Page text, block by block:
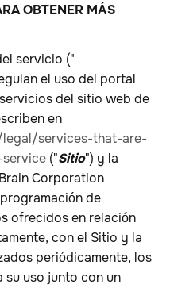
OBTENER MÁS
servicio ("
el uso del portal
del sitio web de
en
services-that-are-
("Sitio") y la
Corporation
de
ofrecidos en relación
con el Sitio y la
periódicamente, los
su uso junto con un